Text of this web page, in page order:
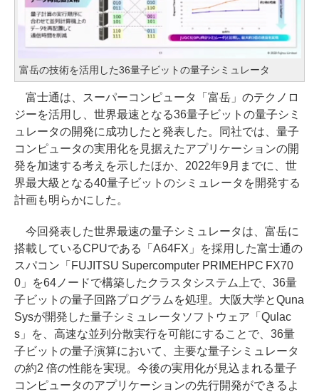
富岳の技術を活用した36量子ビットの量子シミュレータ
富士通は、スーパーコンピュータ「富岳」のテクノロ
ジーを活用し、世界最速となる36量子ビットの量子シミ
ュレータの開発に成功したと発表した。同社では、量子
コンピュータの実用化を見据えたアプリケーションの開
発を加速する考えを示したほか、2022年9月までに、世
界最大級となる40量子ビットのシミュレータを開発する
計画も明らかにした。
今回発表した世界最速の量子シミュレータは、富岳に
搭載しているCPUである「A64FX」を採用した富士通の
スパコン「FUJITSU Supercomputer PRIMEHPC FX70
0」を64ノードで構築したクラスタシステム上で、36量
子ビットの量子回路プログラムを処理。大阪大学とQuna
Sysが開発した量子シミュレータソフトウェア「Qulac
s」を、高速な並列分散実行を可能にすることで、36量
子ビットの量子演算において、主要な量子シミュレータ
の約2 倍の性能を実現。今後の実用化が見込まれる量子
コンピュータのアプリケーションの先行開発ができるよ